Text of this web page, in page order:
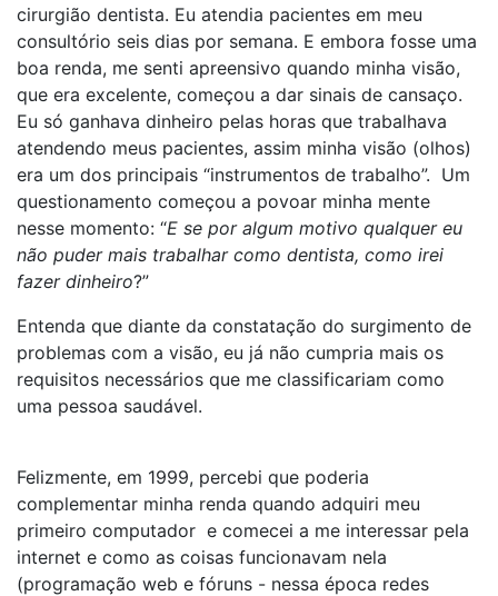
cirurgião dentista. Eu atendia pacientes em meu
consultório seis dias por semana. E embora fosse uma
boa renda, me senti apreensivo quando minha visão,
que era excelente, começou a dar sinais de cansaço.
Eu só ganhava dinheiro pelas horas que trabalhava
atendendo meus pacientes, assim minha visão (olhos)
era um dos principais “instrumentos de trabalho”. Um
questionamento começou a povoar minha mente
nesse momento: “E se por algum motivo qualquer eu
não puder mais trabalhar como dentista, como irei
fazer dinheiro?”
Entenda que diante da constatação do surgimento de
problemas com a visão, eu já não cumpria mais os
requisitos necessários que me classificariam como
uma pessoa saudável.
Felizmente, em 1999, percebi que poderia
complementar minha renda quando adquiri meu
primeiro computador e comecei a me interessar pela
internet e como as coisas funcionavam nela
(programação web e fóruns - nessa época redes